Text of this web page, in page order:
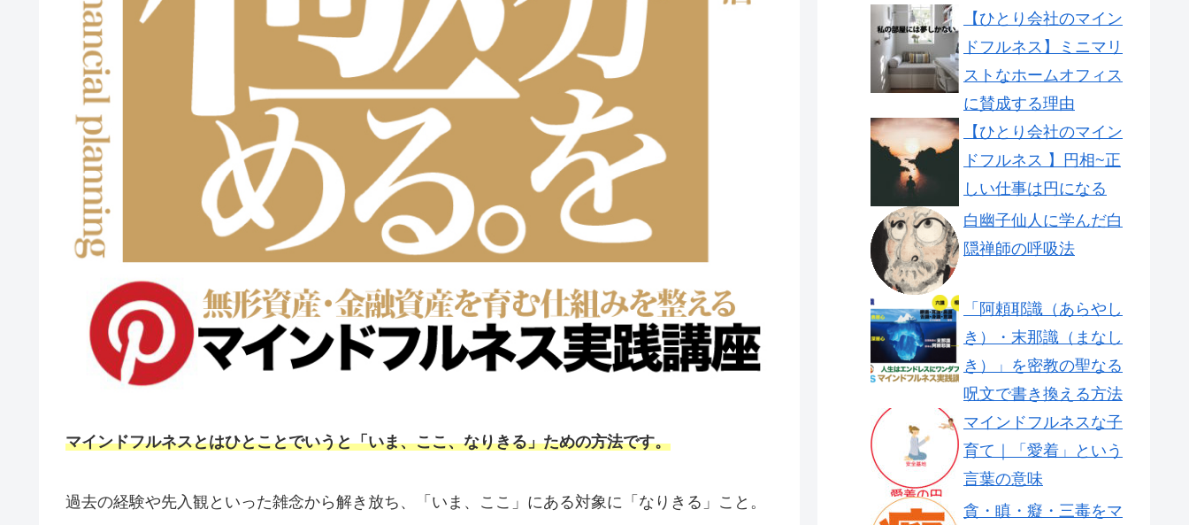
マインドフルネスとはひとことでいうと「いま、ここ、なりきる」ための方法です。
過去の経験や先入観といった雑念から解き放ち、「いま、ここ」にある対象に「なりきる」こと。
【ひとり会社のマイン
ドフルネス】ミニマリ
ストなホームオフィス
に賛成する理由
【ひとり会社のマイン
ドフルネス 】円相~正
しい仕事は円になる
白幽子仙人に学んだ白
隠禅師の呼吸法
「阿頼耶識（あらやし
き）・末那識（まなし
き）」を密教の聖なる
呪文で書き換える方法
マインドフルネスな子
育て｜「愛着」という
言葉の意味
貪・瞋・癡・三毒をマ